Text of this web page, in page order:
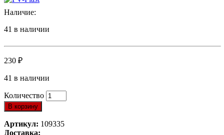
Наличие:
41 в наличии
230 ₽
41 в наличии
Количество
В корзину
Артикул: 109335
Доставка: